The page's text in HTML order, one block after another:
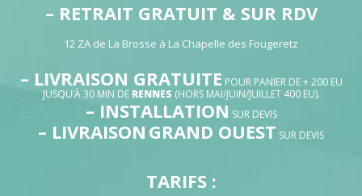
– RETRAIT GRATUIT & SUR RDV
12 ZA de La Brosse à La Chapelle des Fougeretz
– LIVRAISON GRATUITE POUR PANIER DE + 200 EU
JUSQU’À 30 MIN DE RENNES (HORS MAI/JUIN/JUILLET 400 EU).
– INSTALLATION SUR DEVIS
– LIVRAISON GRAND OUEST SUR DEVIS
TARIFS :